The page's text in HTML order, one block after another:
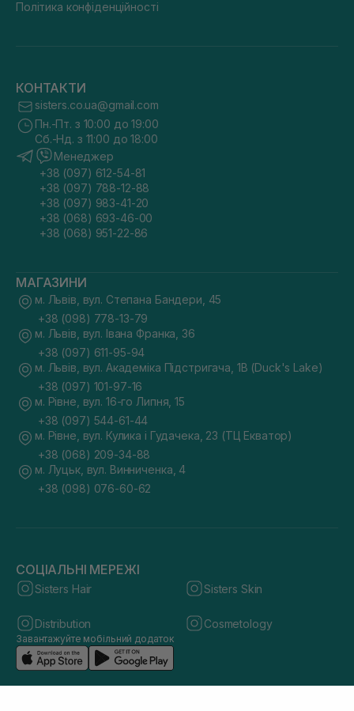
Політика конфіденційності
КОНТАКТИ
sisters.co.ua@gmail.com
Пн.-Пт. з 10:00 до 19:00
Сб.-Нд. з 11:00 до 18:00
Менеджер
+38 (097) 612-54-81
+38 (097) 788-12-88
+38 (097) 983-41-20
+38 (068) 693-46-00
+38 (068) 951-22-86
МАГАЗИНИ
м. Львів, вул. Степана Бандери, 45
+38 (098) 778-13-79
м. Львів, вул. Івана Франка, 36
+38 (097) 611-95-94
м. Львів, вул. Академіка Підстригача, 1В (Duck's Lake)
+38 (097) 101-97-16
м. Рівне, вул. 16-го Липня, 15
+38 (097) 544-61-44
м. Рівне, вул. Кулика і Гудачека, 23 (ТЦ Екватор)
+38 (068) 209-34-88
м. Луцьк, вул. Винниченка, 4
+38 (098) 076-60-62
СОЦІАЛЬНІ МЕРЕЖІ
Sisters Hair Sisters Skin
Distribution Cosmetology
Завантажуйте мобільний додаток